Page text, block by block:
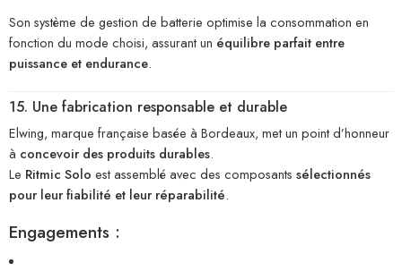
Son système de gestion de batterie optimise la consommation en
fonction du mode choisi, assurant un équilibre parfait entre
puissance et endurance.
15. Une fabrication responsable et durable
Elwing, marque française basée à Bordeaux, met un point d’honneur
à concevoir des produits durables.
Le Ritmic Solo est assemblé avec des composants sélectionnés
pour leur fiabilité et leur réparabilité.
Engagements :